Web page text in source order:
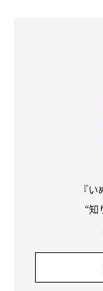
いぬのきもち投稿写真ギャ
ーー愛犬が運動不
る場合、体調不良
このため、飼い主
『
“知